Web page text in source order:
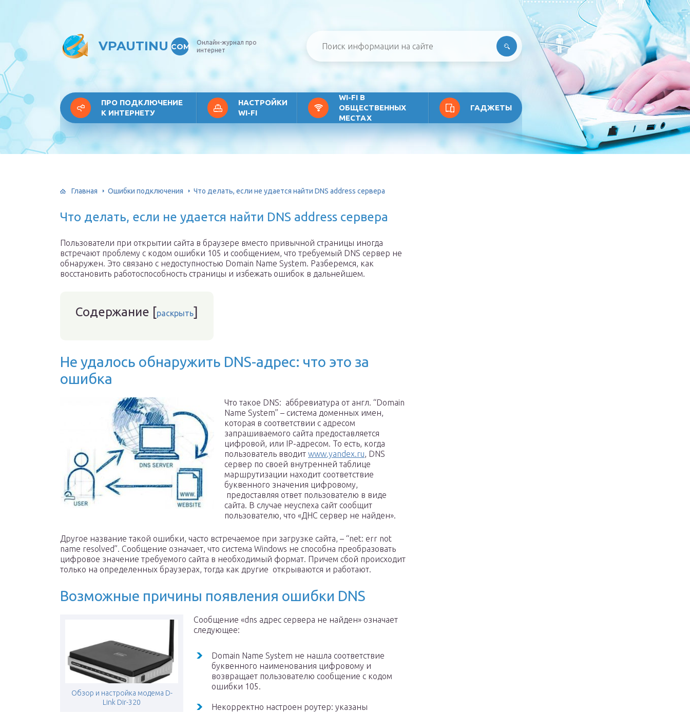
VPAUTINU COM
Онлайн-журнал про
интернет
ПРО ПОДКЛЮЧЕНИЕ
К ИНТЕРНЕТУ
НАСТРОЙКИ
WI-FI
WI-FI В
ОБЩЕСТВЕННЫХ
МЕСТАХ
ГАДЖЕТЫ
Главная Ошибки подключения Что делать, если не удается найти DNS address сервера
Что делать, если не удается найти DNS address сервера
Пользователи при открытии сайта в браузере вместо привычной страницы иногда
встречают проблему с кодом ошибки 105 и сообщением, что требуемый DNS сервер не
обнаружен. Это связано с недоступностью Domain Name System. Разберемся, как
восстановить работоспособность страницы и избежать ошибок в дальнейшем.
Содержание [раскрыть]
Не удалось обнаружить DNS-адрес: что это за
ошибка
Что такое DNS: аббревиатура от англ. “Domain
Name System” – система доменных имен,
которая в соответствии с адресом
запрашиваемого сайта предоставляется
цифровой, или IP-адресом. То есть, когда
пользователь вводит www.yandex.ru, DNS
сервер по своей внутренней таблице
маршрутизации находит соответствие
буквенного значения цифровому,
предоставляя ответ пользователю в виде
сайта. В случае неуспеха сайт сообщит
пользователю, что «ДНС сервер не найден».
Другое название такой ошибки, часто встречаемое при загрузке сайта, – “net: err not
name resolved”. Сообщение означает, что система Windows не способна преобразовать
цифровое значение требуемого сайта в необходимый формат. Причем сбой происходит
только на определенных браузерах, тогда как другие открываются и работают.
Возможные причины появления ошибки DNS
Обзор и настройка модема D-
Link Dir-320
Сообщение «dns адрес сервера не найден» означает
следующее:
Domain Name System не нашла соответствие
буквенного наименования цифровому и
возвращает пользователю сообщение с кодом
ошибки 105.
Некорректно настроен роутер: указаны